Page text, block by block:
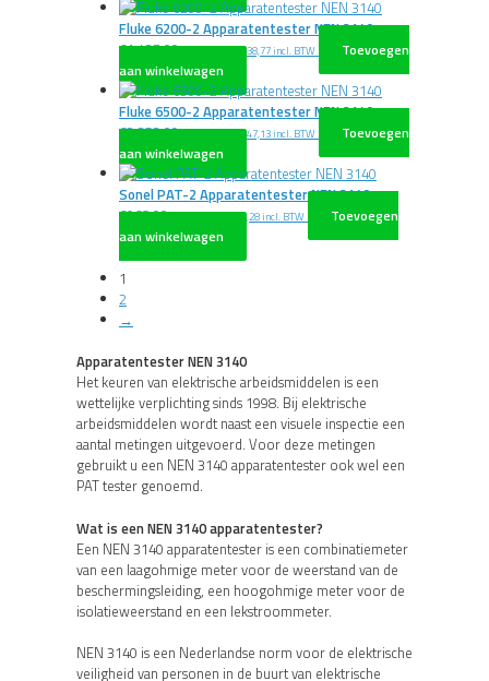
Fluke 6200-2 Apparatentester NEN 3140
€1.437,00 excl. BTW€1.738,77 incl. BTW
Toevoegen
aan winkelwagen
Fluke 6500-2 Apparatentester NEN 3140
€2.353,00 excl. BTW€2.847,13 incl. BTW
Toevoegen
aan winkelwagen
Sonel PAT-2 Apparatentester NEN 3140
€968,00 excl. BTW€1.171,28 incl. BTW
Toevoegen
aan winkelwagen
1
2
→
Apparatentester NEN 3140
Het keuren van elektrische arbeidsmiddelen is een
wettelijke verplichting sinds 1998. Bij elektrische
arbeidsmiddelen wordt naast een visuele inspectie een
aantal metingen uitgevoerd. Voor deze metingen
gebruikt u een NEN 3140 apparatentester ook wel een
PAT tester genoemd.
Wat is een NEN 3140 apparatentester?
Een NEN 3140 apparatentester is een combinatiemeter
van een laagohmige meter voor de weerstand van de
beschermingsleiding, een hoogohmige meter voor de
isolatieweerstand en een lekstroommeter.
NEN 3140 is een Nederlandse norm voor de elektrische
veiligheid van personen in de buurt van elektrische